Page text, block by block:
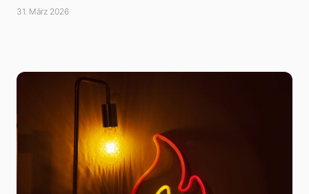
31. März 2026